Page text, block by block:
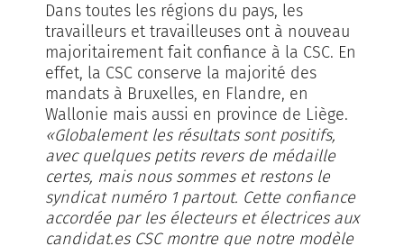
Dans toutes les régions du pays, les
travailleurs et travailleuses ont à nouveau
majoritairement fait confiance à la CSC. En
effet, la CSC conserve la majorité des
mandats à Bruxelles, en Flandre, en
Wallonie mais aussi en province de Liège.
«Globalement les résultats sont positifs,
avec quelques petits revers de médaille
certes, mais nous sommes et restons le
syndicat numéro 1 partout. Cette confiance
accordée par les électeurs et électrices aux
candidat.es CSC montre que notre modèle